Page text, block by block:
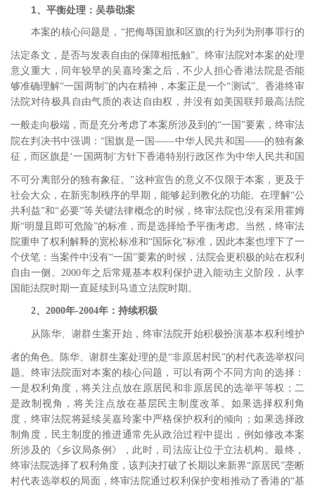
1、平衡处理：吴恭劭案
本案的核心问题是，“把侮辱国旗和区旗的行为列为刑事罪行的
法定条文，是否与发表自由的保障相抵触”。终审法院对本案的处理
意义重大，同年较早的吴嘉玲案之后，不少人担心香港法院是否能
够准确理解“一国两制”的内在精神，本案正是一个“测试”。香港终审
法院对待极具自由气质的表达自由权，并没有如美国联邦最高法院
一般走向极端， 而是充分考虑了本案所涉及到的“一国”要素，终审法
院在判决书中强调：“国旗是一国――中华人民共和国――的独有象
征，而区旗是‘一国两制’方针下香港特别行政区作为中华人民共和国
不可分离部分的独有象征。”这种宣告的意义不仅限于本案，更及于
社会大众，在新宪制秩序的早期，能够起到教化的功能。在理解“公
共利益”和“必要”等关键法律概念的时候，终审法院也没有采用霍姆
斯“明显且即可危险”的标准，而是选择给予平衡考虑。当然，终审法
院重申了权利解释的宽松标准和“国际化”标准，因此本案也埋下了一
个伏笔：当案件中没有“一国”要素的时候，法院会更积极的站在权利
自由一侧。2000年之后常规基本权利保护进入能动主义阶段，从李
国能法院时期一直延续到马道立法院时期。
2、 2000年-2004年：持续积极
从陈华、谢群生案开始，终审法院开始积极扮演基本权利维护
者的角色。陈华、谢群生案处理的是“非原居村民”的村代表选举权问
题。 终审法院面对本案的核心问题，可以有两个不同方向的选择：
一是权利角度，将关注点放在原居民和非原居民的选举平等权；二
是政制视角，将关注点放在基层民主制度改革。如果选择权利角
度，终审法院将延续吴嘉玲案中严格保护权利的倾向；如果选择政
制角度，民主制度的推进通常先从政治过程中提出，例如修改本案
所涉及的
《乡议局条例》，此时，司法应让位于立法机构。最终，
终审法院选择了权利角度，该判决打破了长期以来新界“原居民”垄断
村代表选举权的局面，终审法院通过权利保护变相推动了香港的“基